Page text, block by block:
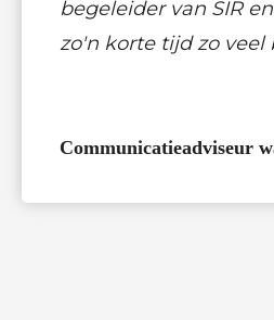
begeleider van SIR
zo'n korte tijd zo veel
Communicatieadviseur